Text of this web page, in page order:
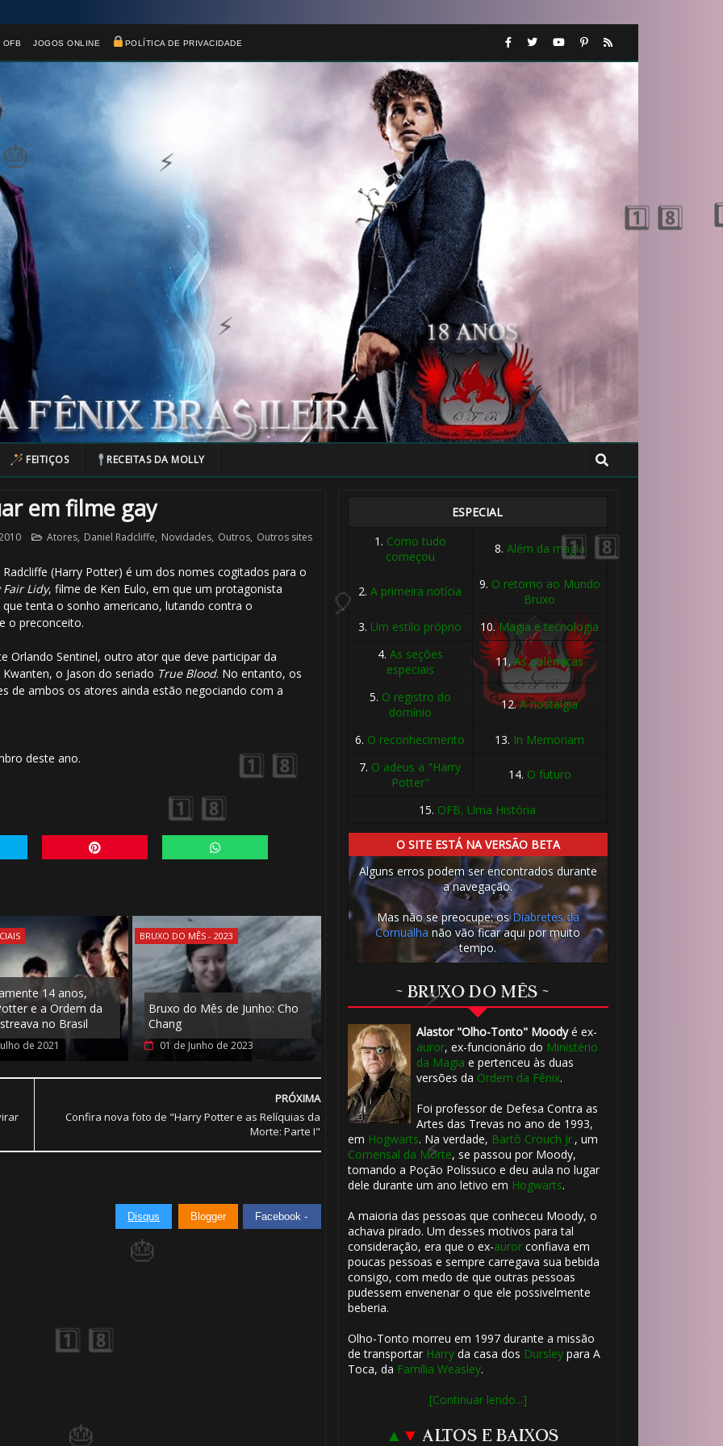
OFB JOGOS ONLINE POLÍTICA DE PRIVACIDADE
FEITIÇOS RECEITAS DA MOLLY
em filme gay
Atores, Daniel Radcliffe, Novidades, Outros, Outros sites
(Harry Potter) é um dos nomes cogitados para o
Lidy, filme de Ken Eulo, em que um protagonista
tenta o sonho americano, lutando contra o
o preconceito.
Orlando Sentinel, outro ator que deve participar da
o Jason do seriado True Blood. No entanto, os
de ambos os atores ainda estão negociando com a
deste ano.
14 anos,
e a Ordem da
no Brasil
de 2021
BRUXO DO MÊS - 2023
Bruxo do Mês de Junho: Cho
Chang
01 de Junho de 2023
PRÓXIMA
Confira nova foto de "Harry Potter e as Relíquias da
Morte: Parte I"
Disqus Blogger Facebook -
ESPECIAL
1. Como tudo
começou
8. Além da magia
2.A primeira notícia 9. O retorno ao Mundo
Bruxo
3. Um estilo próprio 10.Magia e tecnologia
4. As seções
especiais
11.As polêmicas
5. O registro do
domínio
12.A nostalgia
6. O reconhecimento 13. In Memoriam
7. O adeus a "Harry
Potter"
14. O futuro
15. OFB, Uma História
O SITE ESTÁ NA VERSÃO BETA
Alguns erros podem ser encontrados durante
a navegação.
Mas não se preocupe: osDiabretes da
Cornualha não vão ficar aqui por muito
tempo.
~ BRUXO DO MÊS ~
Alastor "Olho-Tonto" Moodyé ex-
auror, ex-funcionário do Ministério
da Magia e pertenceu às duas
versões da Ordem da Fênix.
Foi professor de Defesa Contra as
Artes das Trevas no ano de 1993,
em Hogwarts. Na verdade, Bartô Crouch Jr., um
Comensal da Morte, se passou por Moody,
tomando a Poção Polissuco e deu aula no lugar
dele durante um ano letivo em Hogwarts.
A maioria das pessoas que conheceu Moody, o
achava pirado. Um desses motivos para tal
consideração, era que o ex-aurorconfiava em
poucas pessoas e sempre carregava sua bebida
consigo, com medo de que outras pessoas
pudessem envenenar o que ele possivelmente
beberia.
Olho-Tonto morreu em 1997 durante a missão
de transportar Harryda casa dos Dursleypara A
Toca, da Família Weasley.
[Continuar lendo...]
▲ ▼ ALTOS E BAIXOS
1️⃣ 8️⃣
⚡
⚡
🎈
1️⃣ 8️⃣
🎈
1️⃣ 8️⃣
1️⃣ 8️⃣
1️⃣ 8️⃣
🎂
🎂